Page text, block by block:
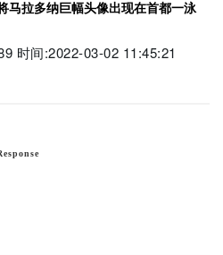
马拉多纳巨幅头像出现在首都一泳
时间:2022-03-02 11:45:21